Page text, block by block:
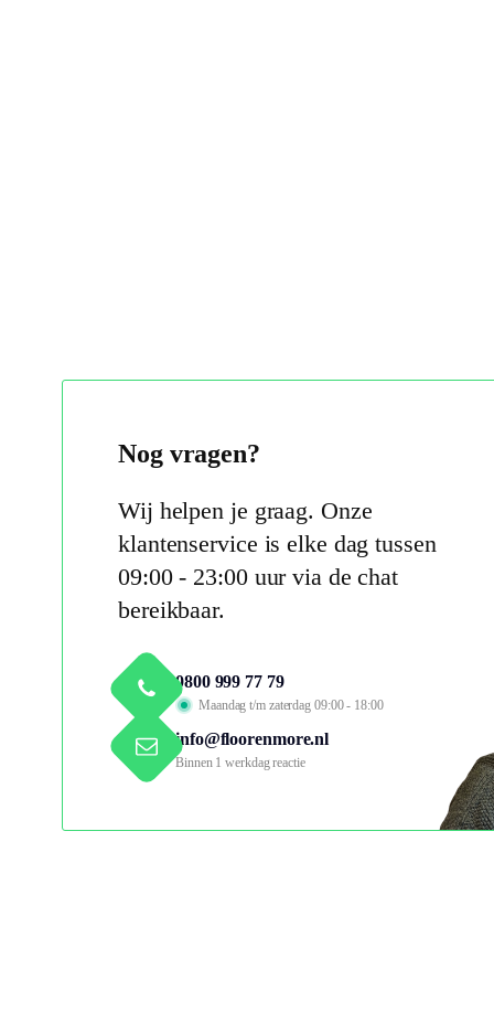
Nog vragen?
Wij helpen je graag. Onze
klantenservice is elke dag tussen
09:00 - 23:00 uur via de chat
bereikbaar.
0800 999 77 79
Maandag t/m zaterdag 09:00 - 18:00
info@floorenmore.nl
Binnen 1 werkdag reactie